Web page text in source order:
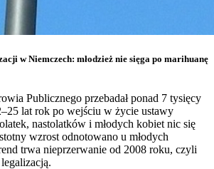
w Niemczech: młodzież nie sięga po marihuanę
Publicznego przebadał ponad 7 tysięcy
lat rok po wejściu w życie ustawy
nastolatków i młodych kobiet nic się
wzrost odnotowano u młodych
trwa nieprzerwanie od 2008 roku, czyli